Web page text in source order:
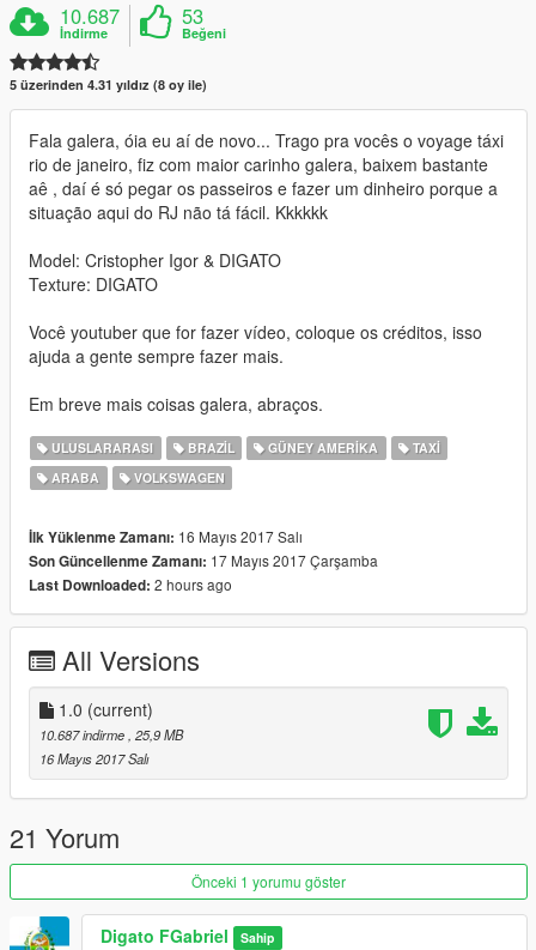
10.687
İndirme
53
Beğeni
5 üzerinden 4.31 yıldız (8 oy ile)
Fala galera, óia eu aí de novo... Trago pra vocês o voyage táxi
rio de janeiro, fiz com maior carinho galera, baixem bastante
aê , daí é só pegar os passeiros e fazer um dinheiro porque a
situação aqui do RJ não tá fácil. Kkkkkk
Model: Cristopher Igor & DIGATO
Texture: DIGATO
Você youtuber que for fazer vídeo, coloque os créditos, isso
ajuda a gente sempre fazer mais.
Em breve mais coisas galera, abraços.
ULUSLARARASI BRAZIL GÜNEY AMERIKA
TAXI
ARABA
VOLKSWAGEN
İlk Yüklenme Zamanı: 16 Mayıs 2017 Salı
Son Güncellenme Zamanı: 17 Mayıs 2017 Çarşamba
Last Downloaded: 2 hours ago
All Versions
1.0 (current)
10.687 indirme , 25,9 MB
16 Mayıs 2017 Salı
21 Yorum
Önceki 1 yorumu göster
Digato FGabriel Sahip